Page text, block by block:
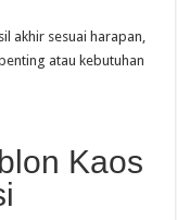
akhir sesuai harapan,
atau kebutuhan
Kaos